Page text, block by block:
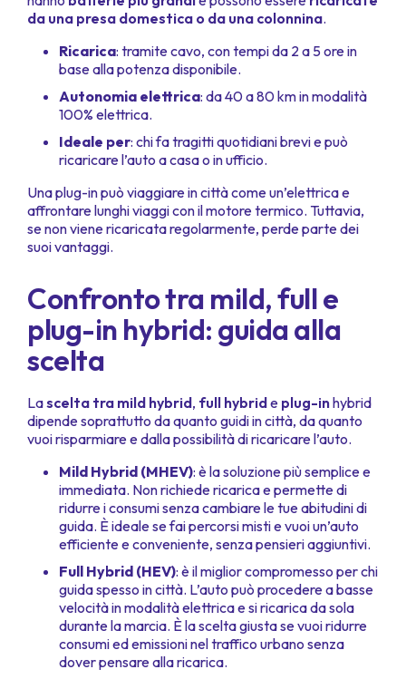
da una presa domestica o da una colonnina.
Ricarica: tramite cavo, con tempi da 2 a 5 ore in
base alla potenza disponibile.
Autonomia elettrica: da 40 a 80 km in modalità
100% elettrica.
Ideale per: chi fa tragitti quotidiani brevi e può
ricaricare l’auto a casa o in ufficio.
Una plug-in può viaggiare in città come un’elettrica e
affrontare lunghi viaggi con il motore termico. Tuttavia,
se non viene ricaricata regolarmente, perde parte dei
suoi vantaggi.
Confronto tra mild, full e
plug-in hybrid: guida alla
scelta
Lascelta tra mild hybrid, full hybride plug-inhybrid
dipende soprattutto da quanto guidi in città, da quanto
vuoi risparmiare e dalla possibilità di ricaricare l’auto.
Mild Hybrid (MHEV): è la soluzione più semplice e
immediata. Non richiede ricarica e permette di
ridurre i consumi senza cambiare le tue abitudini di
guida. È ideale se fai percorsi misti e vuoi un’auto
efficiente e conveniente, senza pensieri aggiuntivi.
Full Hybrid (HEV): è il miglior compromesso per chi
guida spesso in città. L’auto può procedere a basse
velocità in modalità elettrica e si ricarica da sola
durante la marcia. È la scelta giusta se vuoi ridurre
consumi ed emissioni nel traffico urbano senza
dover pensare alla ricarica.